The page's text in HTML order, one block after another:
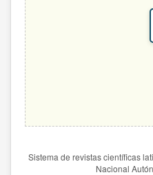
Sistema de revistas científicas
Nacional